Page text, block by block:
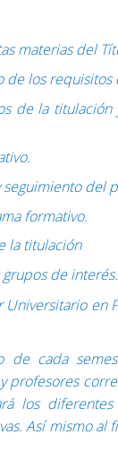
materias del
los
de la
del
formativo.
la titulación
de interés.
en
de cada
profesores
los
Así mismo al